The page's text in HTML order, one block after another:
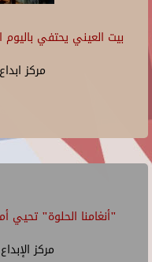
بيت العيني يحتفي باليوم
مركز
"أنغامنا الحلوة" تحيي
مركز